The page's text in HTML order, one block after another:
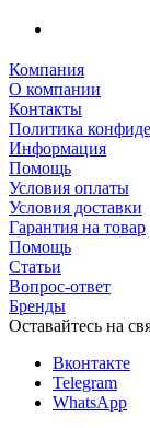
Компания
О компании
Контакты
Политика
Информация
Помощь
Условия оплаты
Условия доставки
Гарантия на товар
Помощь
Статьи
Вопрос-ответ
Бренды
Оставайтесь на
Вконтакте
Telegram
WhatsApp